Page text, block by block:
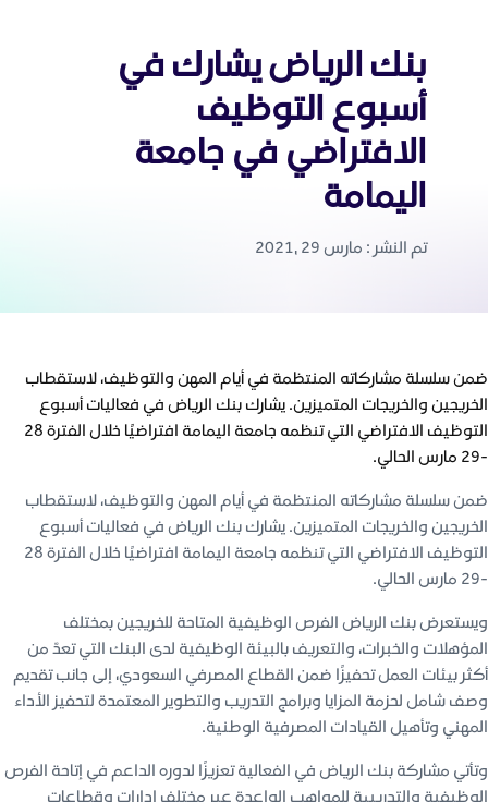
بنك الرياض يشارك في
أسبوع التوظيف
الافتراضي في جامعة
اليمامة
تم النشر : مارس 29 ,2021
ضمن سلسلة مشاركاته المنتظمة في أيام المهن والتوظيف، لاستقطاب
الخريجين والخريجات المتميزين. يشارك بنك الرياض في فعاليات أسبوع
التوظيف الافتراضي التي تنظمه جامعة اليمامة افتراضيًا خلال الفترة 28
-29 مارس الحالي.
ضمن سلسلة مشاركاته المنتظمة في أيام المهن والتوظيف، لاستقطاب
الخريجين والخريجات المتميزين. يشارك بنك الرياض في فعاليات أسبوع
التوظيف الافتراضي التي تنظمه جامعة اليمامة افتراضيًا خلال الفترة 28
-29 مارس الحالي.
ويستعرض بنك الرياض الفرص الوظيفية المتاحة للخريجين بمختلف
المؤهلات والخبرات، والتعريف بالبيئة الوظيفية لدى البنك التي تعدّ من
أكثر بيئات العمل تحفيزًا ضمن القطاع المصرفي السعودي، إلى جانب تقديم
وصف شامل لحزمة المزايا وبرامج التدريب والتطوير المعتمدة لتحفيز الأداء
المهني وتأهيل القيادات المصرفية الوطنية.
وتأتي مشاركة بنك الرياض في الفعالية تعزيزًا لدوره الداعم في إتاحة الفرص
الوظيفية والتدريبية للمواهب الواعدة عبر مختلف إدارات وقطاعات